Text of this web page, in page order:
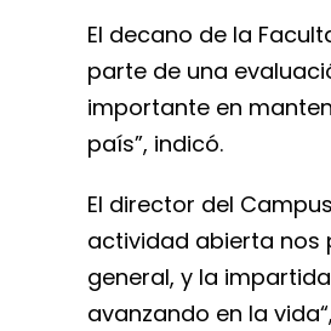
El decano de la
parte de una
importante en
país”, indicó.
El director del
actividad abierta nos
general, y la
avanzando en la